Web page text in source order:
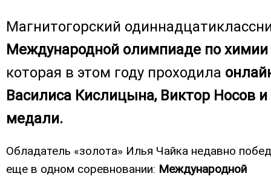
Магнитогорский
Международной олимпиаде по химии
которая в этом году проходила
Василиса Кислицына, Виктор Носов
медали.
Обладатель «золота» Илья Чайка недавно
еще в одном соревновании: Международной